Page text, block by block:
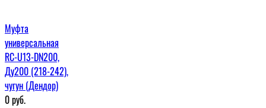
Муфта
универсальная
RC-U13-DN200,
Ду200 (218-242),
чугун (Дендор)
0руб.